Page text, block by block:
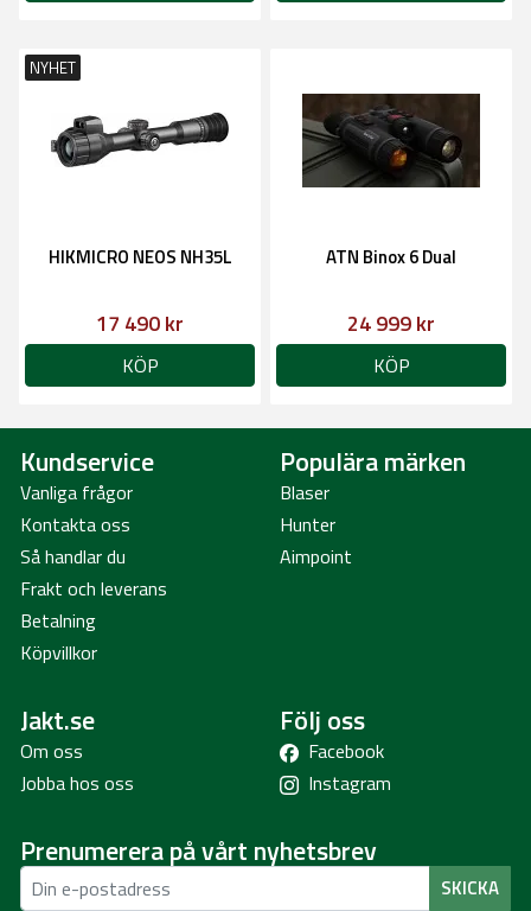
NYHET
HIKMICRO NEOS NH35L
17 490 kr
KÖP
ATN Binox 6 Dual
24 999 kr
KÖP
Kundservice
Vanliga frågor
Kontakta oss
Så handlar du
Frakt och leverans
Betalning
Köpvillkor
Populära märken
Blaser
Hunter
Aimpoint
Jakt.se
Om oss
Jobba hos oss
Följ oss
Facebook
Instagram
Prenumerera på vårt nyhetsbrev
SKICKA